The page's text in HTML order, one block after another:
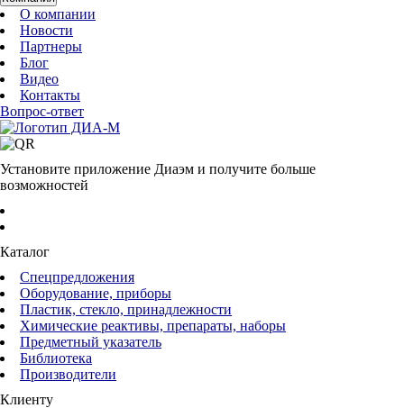
О компании
Новости
Партнеры
Блог
Видео
Контакты
Вопрос-ответ
Установите приложение Диаэм и получите больше
возможностей
Каталог
Спецпредложения
Оборудование, приборы
Пластик, стекло, принадлежности
Химические реактивы, препараты, наборы
Предметный указатель
Библиотека
Производители
Клиенту